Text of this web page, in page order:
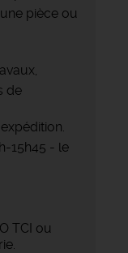
pièce ou
de
15h45 - le
TCI ou